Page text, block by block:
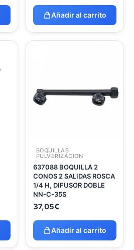
Añadir al carrito
BOQUILLAS
PULVERIZACION
637088 BOQUILLA 2
CONOS 2 SALIDAS ROSCA
1/4 H, DIFUSOR DOBLE
NN-C-35S
37,05€
Añadir al carrito